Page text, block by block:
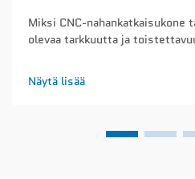
Miksi CNC-nahankatkaisukone
olevaa tarkkuutta ja
nahankatkaisukoneet
tarkkuuden joka kerta, kun ne
Näytä lisää